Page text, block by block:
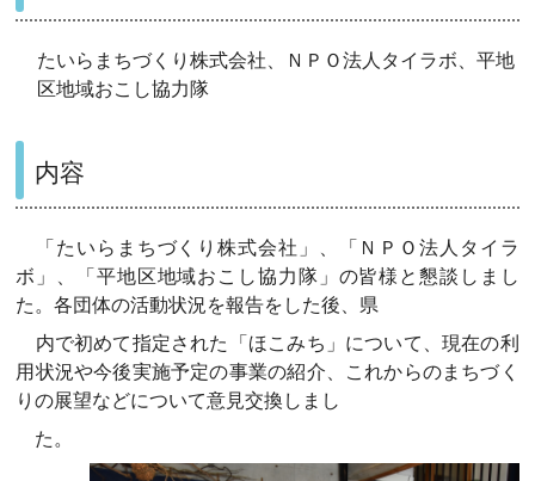
たいらまちづくり株式会社、ＮＰＯ法人タイラボ、平地
区地域おこし協力隊
内容
「たいらまちづくり株式会社」、「ＮＰＯ法人タイラ
ボ」、「平地区地域おこし協力隊」の皆様と懇談しまし
た。各団体の活動状況を報告をした後、県
内で初めて指定された「ほこみち」について、現在の利
用状況や今後実施予定の事業の紹介、これからのまちづく
りの展望などについて意見交換しまし
た。